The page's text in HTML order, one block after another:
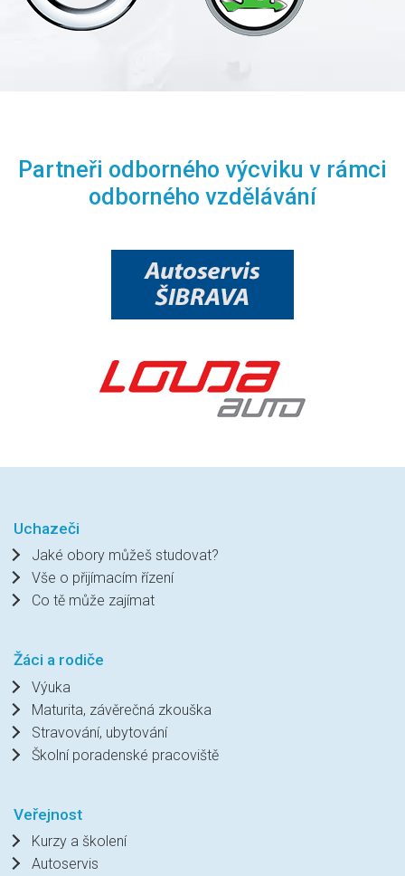
Partneři odborného výcviku v rámci
odborného vzdělávání
Uchazeči
Jaké obory můžeš studovat?
Vše o přijímacím řízení
Co tě může zajímat
Žáci a rodiče
Výuka
Maturita, závěrečná zkouška
Stravování, ubytování
Školní poradenské pracoviště
Veřejnost
Kurzy a školení
Autoservis